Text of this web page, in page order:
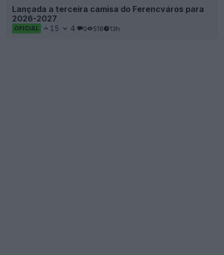
Lançada a terceira camisa do Ferencváros para
2026-2027
OFICIAL 15 4 0 518 13h